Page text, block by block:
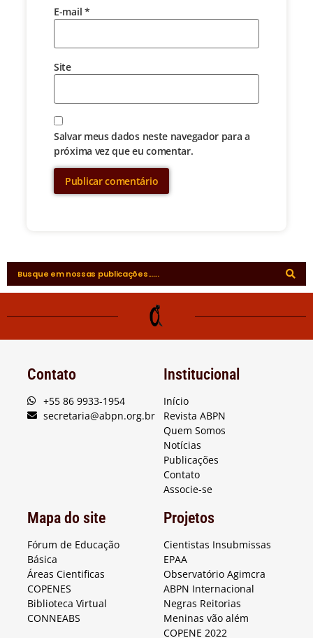
E-mail *
Site
Salvar meus dados neste navegador para a
próxima vez que eu comentar.
Contato
+55 86 9933-1954
secretaria@abpn.org.br
Institucional
Início
Revista ABPN
Quem Somos
Notícias
Publicações
Contato
Associe-se
Mapa do site
Fórum de Educação
Básica
Áreas Cientificas
COPENES
Biblioteca Virtual
CONNEABS
Projetos
Cientistas Insubmissas
EPAA
Observatório Agimcra
ABPN Internacional
Negras Reitorias
Meninas vão além
COPENE 2022